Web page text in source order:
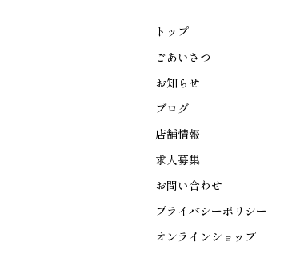
トップ
ごあいさつ
お知らせ
ブログ
店舗情報
求人募集
お問い合わせ
プライバシーポリシー
オンラインショップ